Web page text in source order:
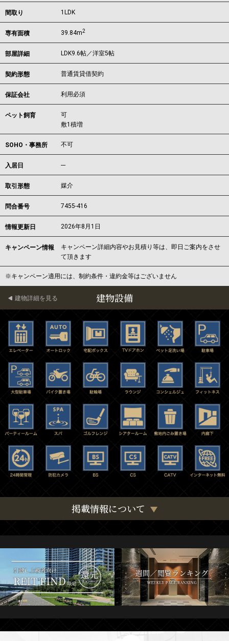
間取り 1LDK
専有面積 39.84m2
部屋詳細 LDK9.6帖／洋室5帖
契約形態 普通賃貸借契約
保証会社 利用必須
ペット飼育
可
敷1積増
SOHO・事務所 不可
入居日 ---
取引形態 媒介
問合番号 7455-416
情報更新日 2026年8月1日
キャンペーン情報
キャンペーン詳細内容やお見積り等は、即日ご案内をさせ
て頂きます
※キャンペーン適用には、制約条件・違約金等はございません
建物設備
建物詳細を見る
掲載情報について